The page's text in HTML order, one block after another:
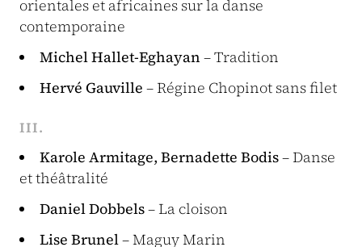
orientales et africaines sur la danse
contemporaine
Michel Hallet-Eghayan – Tradition
Hervé Gauville – Régine Chopinot sans filet
III.
Karole Armitage, Bernadette Bodis– Danse
et théâtralité
Daniel Dobbels– La cloison
Lise Brunel– Maguy Marin